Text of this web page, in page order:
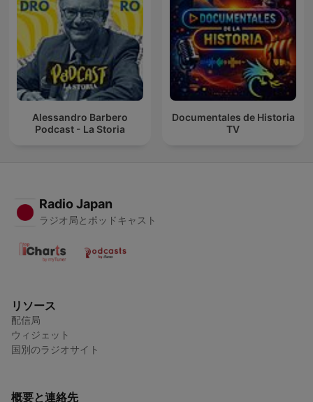
Alessandro Barbero
Podcast - La Storia
Documentales de Historia
TV
Radio Japan
ラジオ局とポッドキャスト
リソース
配信局
ウィジェット
国別のラジオサイト
概要と連絡先